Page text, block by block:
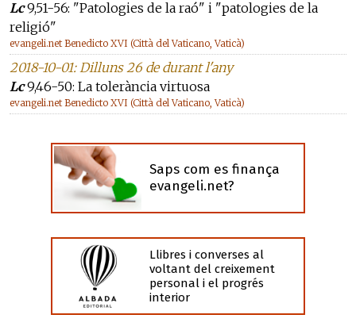
Lc9,51-56: "Patologies de la raó" i "patologies de la
religió"
evangeli.net Benedicto XVI (Città del Vaticano, Vaticà)
2018-10-01: Dilluns 26 de durant l'any
Lc9,46-50: La tolerància virtuosa
evangeli.net Benedicto XVI (Città del Vaticano, Vaticà)
Saps com es finança
evangeli.net?
Llibres i converses al
voltant del creixement
personal i el progrés
interior